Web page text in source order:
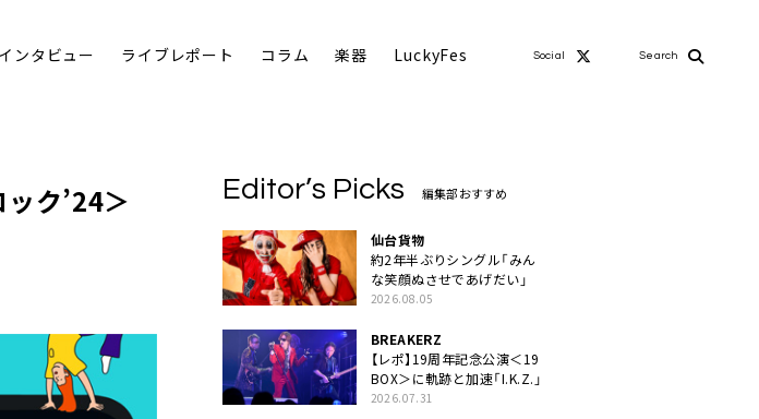
インタビュー ライブレポート コラム 楽器 LuckyFes Social Search
ク’24＞
Editor’s Picks 編集部おすすめ
仙台貨物
約2年半ぶりシングル「みん
な笑顔ぬさせであげだい」
2026.08.05
BREAKERZ
【レポ】19周年記念公演＜19
BOX＞に軌跡と加速「I.K.Z.」
2026.07.31